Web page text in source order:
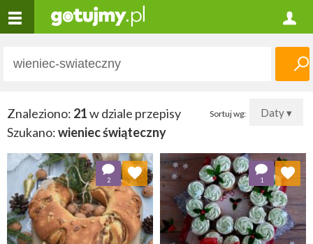
Sortuj wg: Daty ▾
Znaleziono: 21w dziale przepisy
Szukano:wieniec świąteczny
2
Dodaj do ulubionych
Wybierz listę:
1
Dodaj do ulubionych
Wybierz listę: